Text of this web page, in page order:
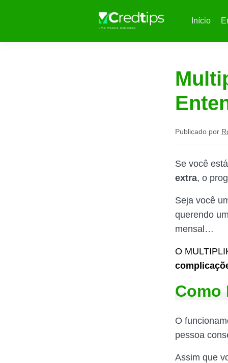
Início
Publicado por
Se você
extra, o
Seja você
querendo
mensal…
O
Como
O
pessoa
Assim que